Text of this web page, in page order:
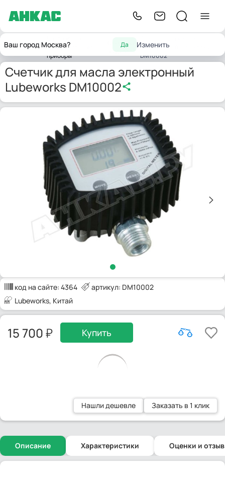
Ваш город Москва? Да Изменить
Главнаяизмерительные
приборы
Счетчики
электронный Lubeworks
DM10002
Счетчик для масла электронный
Lubeworks DM10002
код на сайте: 4364
артикул: DM10002
Lubeworks, Китай
15 700 Купить
Нашли дешевле Заказать в 1 клик
Описание Характеристики Оценки и